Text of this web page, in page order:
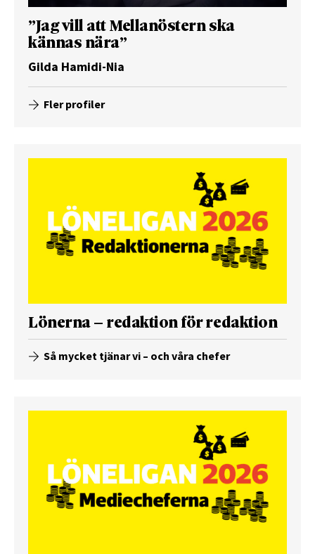
”Jag vill att Mellanöstern ska
kännas nära”
Gilda Hamidi-Nia
Fler profiler
Lönerna – redaktion för redaktion
Så mycket tjänar vi – och våra chefer